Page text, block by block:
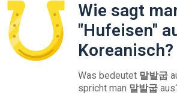
Wie sagt
"Hufeisen"
Koreanisch?
Was bedeutet 말발굽
spricht man 말발굽